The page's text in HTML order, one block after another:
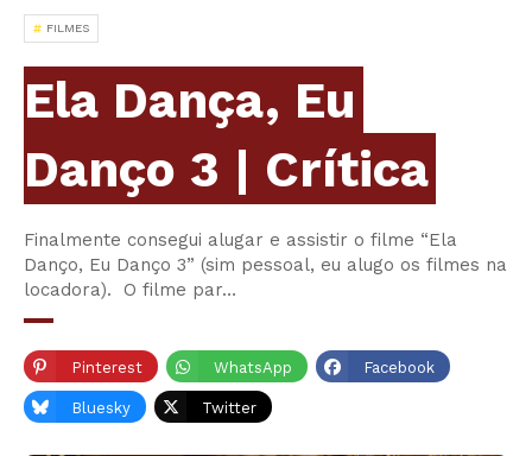
FILMES
Ela Dança, Eu
Danço 3 | Crítica
Finalmente consegui alugar e assistir o filme “Ela
Danço, Eu Danço 3” (sim pessoal, eu alugo os filmes na
locadora). O filme par…
Pinterest WhatsApp Facebook
Bluesky Twitter